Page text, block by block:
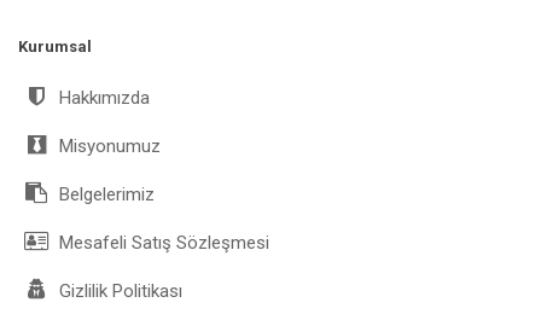
Kurumsal
Hakkımızda
Misyonumuz
Belgelerimiz
Mesafeli Satış Sözleşmesi
Gizlilik Politikası